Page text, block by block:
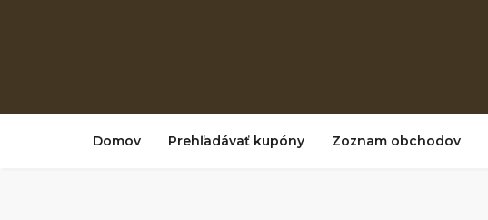
Domov Prehľadávať kupóny Zoznam obchodov